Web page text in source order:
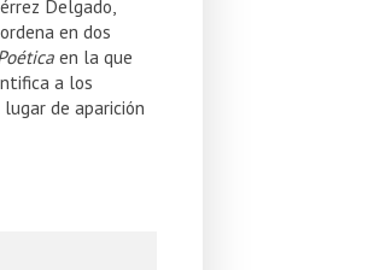
Delgado,
en dos
en la que
a los
de aparición